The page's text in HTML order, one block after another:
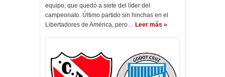
equipo, que quedó a siete del líder del
campeonato. Último partido sin hinchas en el
Libertadores de América, pero… Leer más »